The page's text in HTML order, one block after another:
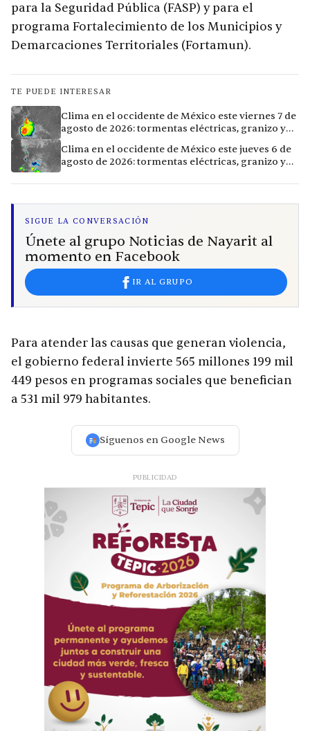
para la Seguridad Pública (FASP) y para el
programa Fortalecimiento de los Municipios y
Demarcaciones Territoriales (Fortamun).
TE PUEDE INTERESAR
Clima en el occidente de México este viernes 7 de
agosto de 2026: tormentas eléctricas, granizo y
Clima en el occidente de México este jueves 6 de
agosto de 2026: tormentas eléctricas, granizo y
SIGUE LA CONVERSACIÓN
Únete al grupo Noticias de Nayarit al
momento en Facebook
IR AL GRUPO
Para atender las causas que generan violencia,
el gobierno federal invierte 565 millones 199 mil
449 pesos en programas sociales que benefician
a 531 mil 979 habitantes.
Síguenos en Google News
PUBLICIDAD